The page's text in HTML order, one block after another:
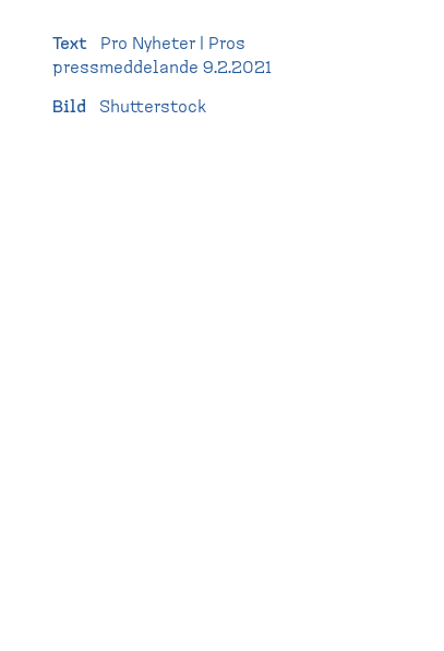
s
Text
Pro Nyheter | Pros
pressmeddelande 9.2.2021
Bild Shutterstock